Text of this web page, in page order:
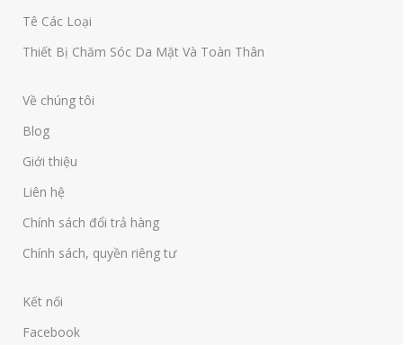
Tê Các Loại
Thiết Bị Chăm Sóc Da Mặt Và Toàn Thân
Về chúng tôi
Blog
Giới thiệu
Liên hệ
Chính sách đổi trả hàng
Chính sách, quyền riêng tư
Kết nối
Facebook